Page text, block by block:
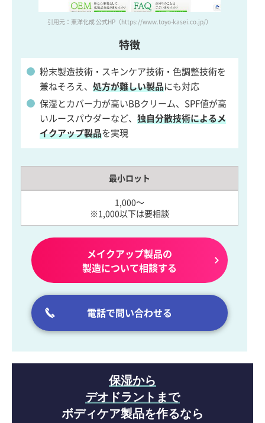
引用元：東洋化成 公式HP （https://www.toyo-kasei.co.jp/）
特徴
粉末製造技術・スキンケア技術・色調整技術を
兼ねそろえ、 処方が難しい製品にも対応
保湿とカバー力が高いBBクリーム、SPF値が高
いルースパウダーなど、 独自分散技術によるメ
イクアップ製品を実現
最小ロット
1,000～
※1,000以下は要相談
メイクアップ製品の
製造について相談する
電話で問い合わせる
保湿から
デオドラントまで
ボディケア製品を作るなら